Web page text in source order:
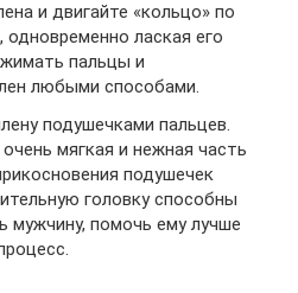
и двигайте «кольцо» по
одновременно лаская его
пальцы и
любыми способами.
подушечками пальцев.
мягкая и нежная часть
подушечек
головку способны
мужчину, помочь ему лучше